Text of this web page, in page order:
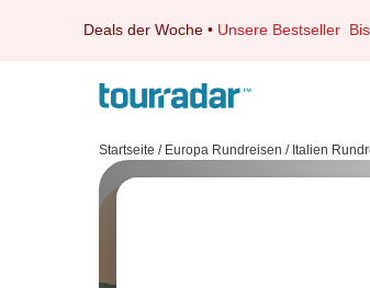
Deals der Woche • Unsere Bestseller
Startseite / Europa Rundreisen / Italien